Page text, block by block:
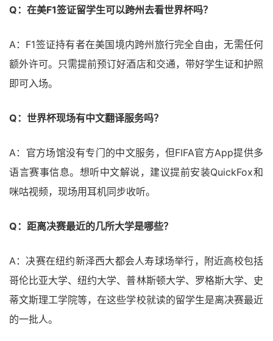
Q：在美F1签证留学生可以跨州去看世界杯吗？
A：F1签证持有者在美国境内跨州旅行完全自由，无需任何
额外许可。只需提前预订好酒店和交通，带好学生证和护照
即可入场。
Q：世界杯现场有中文翻译服务吗？
A：官方场馆没有专门的中文服务，但FIFA官方App提供多
语言赛事信息。想听中文解说，建议提前安装QuickFox和
咪咕视频，现场用耳机同步收听。
Q：距离决赛最近的几所大学是哪些？
A：决赛在纽约新泽西大都会人寿球场举行，附近高校包括
哥伦比亚大学、纽约大学、普林斯顿大学、罗格斯大学、史
蒂文斯理工学院等，在这些学校就读的留学生是离决赛最近
的一批人。